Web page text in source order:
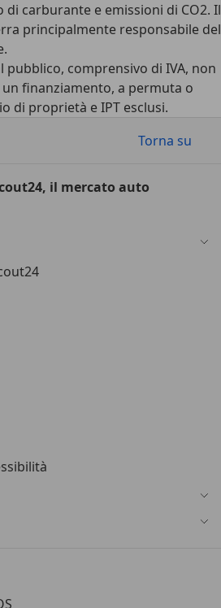
carburante e emissioni di CO2. Il
principalmente responsabile del
pubblico, comprensivo di IVA, non
finanziamento, a permuta o
di proprietà e IPT esclusi.
Torna su
il mercato auto